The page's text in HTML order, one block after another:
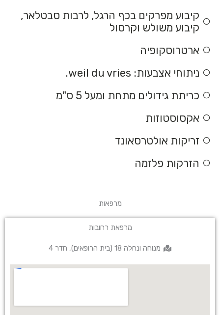
קיבוע מפרקים בכף הרגל, לרבות סבטלאר,
קיבוע משולש וקרסול
ארטרוסקופיה
ניתוחי אצבעות: weil du vries.
כריתת גידולים מתחת ומעל 5 ס"מ
אקסוסטוזות
זריקות אולטרסאונד
הזרקות פלזמה
מרפאות
מרפאת רחובות
מנוחה ונחלה 18 (בית הרופאים), חדר 4